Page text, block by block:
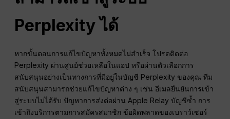
Perplexity ได้
หากขั้นตอนการแก้ไขปัญหาทั้งหมดไม่สำเร็จ โปรดติดต่อ
Perplexity ผ่านศูนย์ช่วยเหลือในแอป หรือผ่านตัวเลือกการ
สนับสนุนอย่างเป็นทางการที่มีอยู่ในบัญชี Perplexity ของคุณ ทีม
สนับสนุนสามารถช่วยแก้ไขปัญหาต่าง ๆ เช่น อีเมลยืนยันการเข้า
สู่ระบบไม่ได้รับ ปัญหาการส่งต่อผ่าน Apple Relay บัญชีซ้ำ การ
เข้าถึงบริการตามการสมัครสมาชิก ข้อผิดพลาดของเบราว์เซอร์